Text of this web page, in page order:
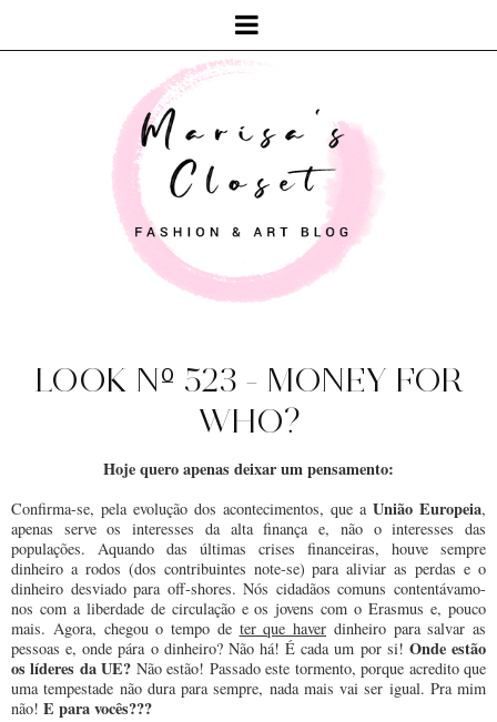
LOOK Nº 523 - MONEY FOR
WHO?
Hoje quero apenas deixar um pensamento:
Confirma-se, pela evolução dos acontecimentos, que a União Europeia,
apenas serve os interesses da alta finança e, não o interesses das
populações. Aquando das últimas crises financeiras, houve sempre
dinheiro a rodos (dos contribuintes note-se) para aliviar as perdas e o
dinheiro desviado para off-shores. Nós cidadãos comuns contentávamo-
nos com a liberdade de circulação e os jovens com o Erasmus e, pouco
mais. Agora, chegou o tempo de ter que haver dinheiro para salvar as
pessoas e, onde pára o dinheiro? Não há! É cada um por si! Onde estão
os líderes da UE? Não estão! Passado este tormento, porque acredito que
uma tempestade não dura para sempre, nada mais vai ser igual. Pra mim
não! E para vocês???